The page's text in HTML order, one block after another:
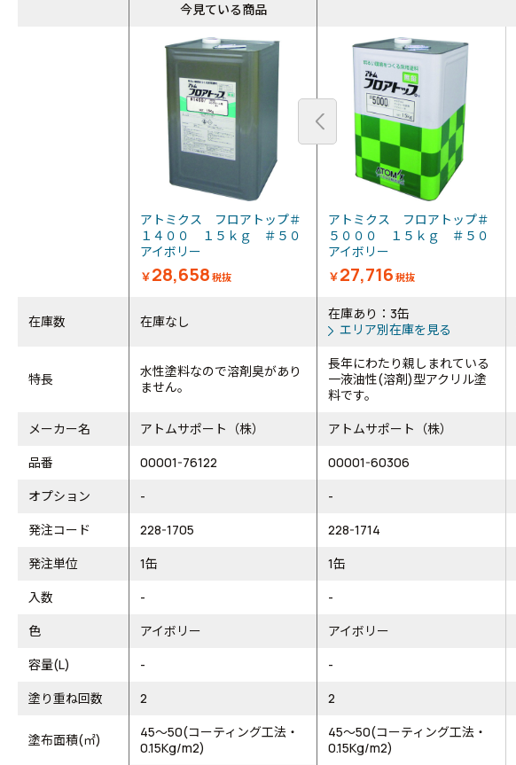
今見ている商品
アトミクス フロアトップ＃
１４００ １５ｋｇ ＃５０
アイボリー
￥28,658 税抜
アトミクス フロアトップ＃
５０００ １５ｋｇ ＃５０
アイボリー
￥27,716 税抜
在庫数 在庫なし
在庫あり：3缶
エリア別在庫を見る
特長
水性塗料なので溶剤臭があり
ません。
長年にわたり親しまれている
一液油性(溶剤)型アクリル塗
料です。
メーカー名
アトムサポート（株） アトムサポート（株）
品番
00001-76122 00001-60306
オプション
- -
発注コード
228-1705 228-1714
発注単位
1缶 1缶
入数
- -
色
アイボリー アイボリー
容量(L)
- -
塗り重ね回数
2 2
塗布面積(㎡)
45～50(コーティング工法・
0.15Kg/m2)
45～50(コーティング工法・
0.15Kg/m2)